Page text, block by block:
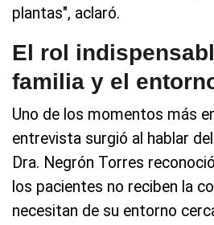
plantas", aclaró.
El rol
familia y el
Uno de los momentos más
entrevista surgió al hablar
Dra. Negrón Torres
los pacientes no reciben la
necesitan de su entorno